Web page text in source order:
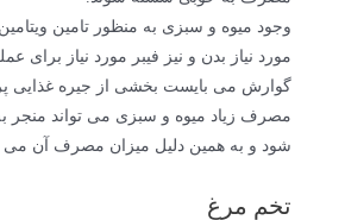
وجود میوه و سبزی به منظور تامین
مورد نیاز بدن و نیز فیبر مورد نیاز برای
گوارش می بایست بخشی از جیره غذایی
مصرف زیاد میوه و سبزی می تواند منجر
شود و به همین دلیل میزان مصرف آن می
تخم مرغ